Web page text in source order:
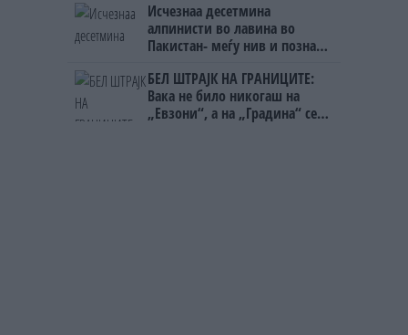
ништо, освен за кеш
Исчезнаа десетмина
алпинисти во лавина во
Пакистан- меѓу нив и познат
БЕЛ ШТРАЈК НА ГРАНИЦИТЕ:
Вака не било никогаш на
„Евзони“, а на „Градина“ се